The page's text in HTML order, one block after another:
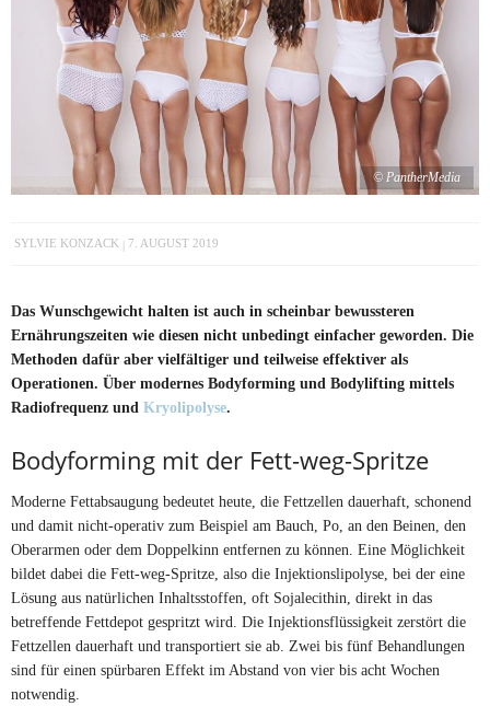
© PantherMedia
SYLVIE KONZACK 7. AUGUST 2019
Das Wunschgewicht halten ist auch in scheinbar bewussteren
Ernährungszeiten wie diesen nicht unbedingt einfacher geworden. Die
Methoden dafür aber vielfältiger und teilweise effektiver als
Operationen. Über modernes Bodyforming und Bodylifting mittels
Radiofrequenz und Kryolipolyse.
Bodyforming mit der Fett-weg-Spritze
Moderne Fettabsaugung bedeutet heute, die Fettzellen dauerhaft, schonend
und damit nicht-operativ zum Beispiel am Bauch, Po, an den Beinen, den
Oberarmen oder dem Doppelkinn entfernen zu können. Eine Möglichkeit
bildet dabei die Fett-weg-Spritze, also die Injektionslipolyse, bei der eine
Lösung aus natürlichen Inhaltsstoffen, oft Sojalecithin, direkt in das
betreffende Fettdepot gespritzt wird. Die Injektionsflüssigkeit zerstört die
Fettzellen dauerhaft und transportiert sie ab. Zwei bis fünf Behandlungen
sind für einen spürbaren Effekt im Abstand von vier bis acht Wochen
notwendig.